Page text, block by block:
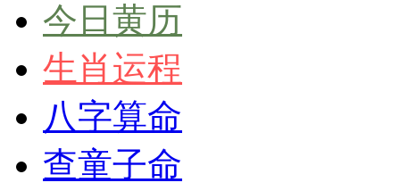
今日黄历
生肖运程
八字算命
查童子命